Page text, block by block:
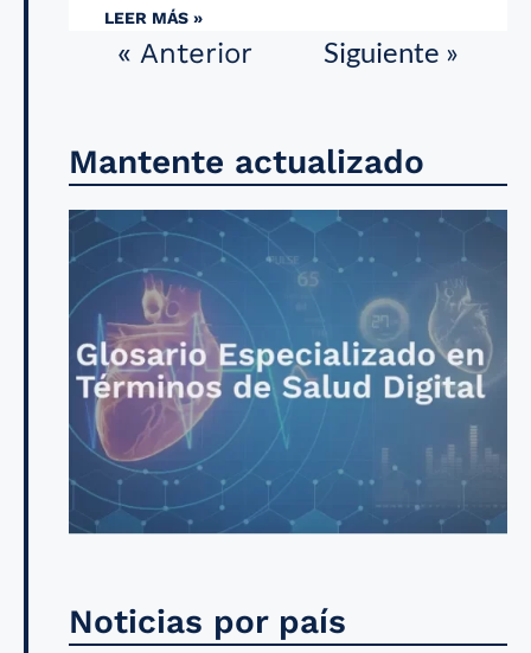
LEER MÁS »
« Anterior Siguiente »
Mantente actualizado
Noticias por país